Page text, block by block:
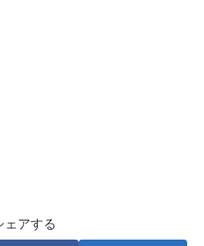
ェアする